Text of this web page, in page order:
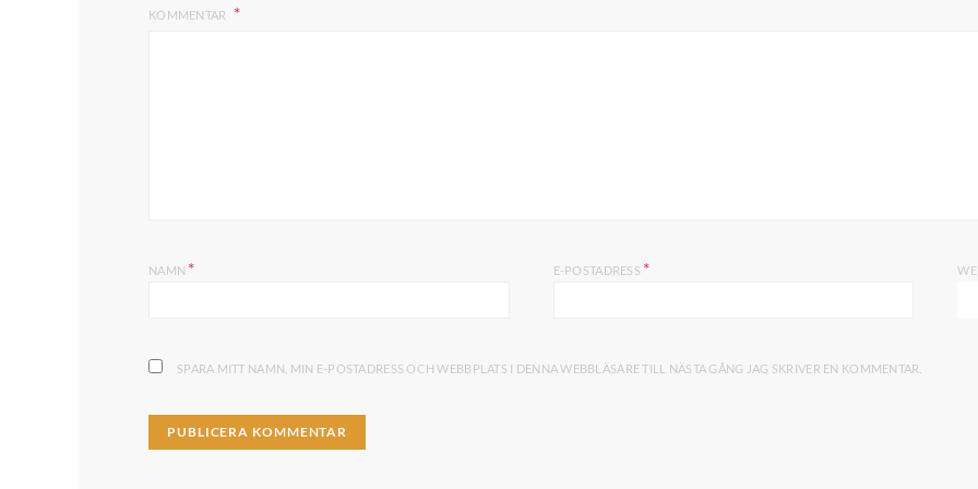
KOMMENTAR
NAMN * E-POSTADRESS *
SPARA MITT NAMN, MIN E-POSTADRESS OCH WEBBPLATS I DENNA WEBBLÄSARE TILL NÄSTA GÅNG JAG SKRIVER EN KOMMENTAR.